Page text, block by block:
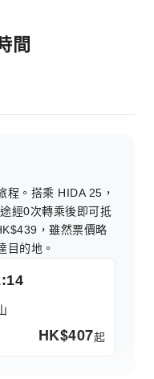
間
程。搭乘 HIDA 25，
經0次轉乘後即可抵
，雖然票價略
目的地。
HK$407起